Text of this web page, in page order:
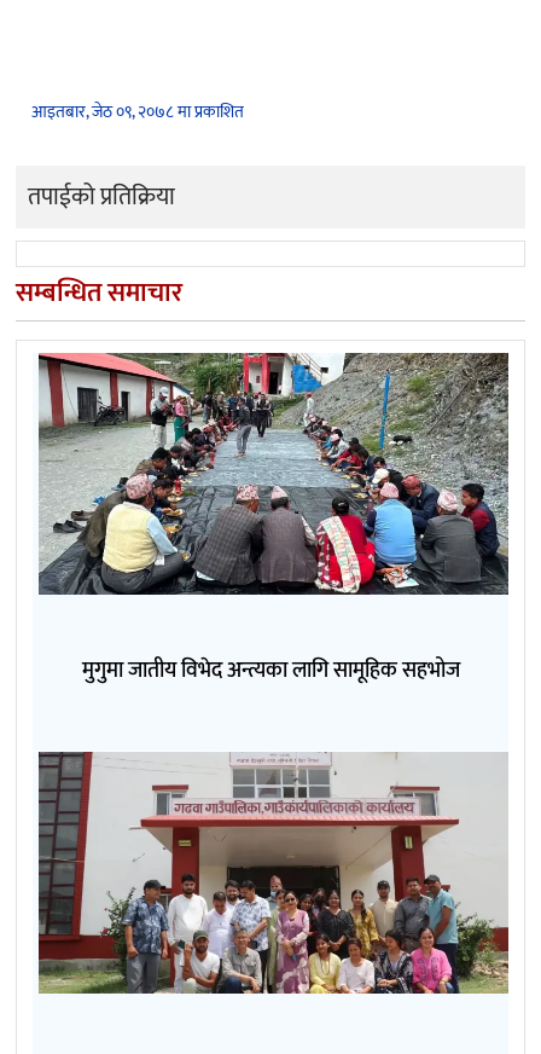
आइतबार, जेठ ०९, २०७८ मा प्रकाशित
तपाईको प्रतिक्रिया
सम्बन्धित समाचार
मुगुमा जातीय विभेद अन्त्यका लागि सामूहिक सहभोज